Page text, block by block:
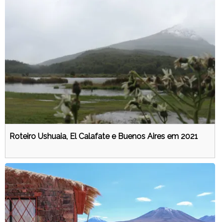
Roteiro Ushuaia, El Calafate e Buenos Aires em 2021